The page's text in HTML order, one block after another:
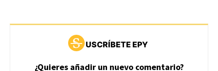
USCRÍBETE EPY
¿Quieres añadir un nuevo comentario?